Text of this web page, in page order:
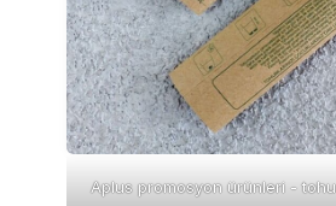
Aplus promosyon ürünleri -